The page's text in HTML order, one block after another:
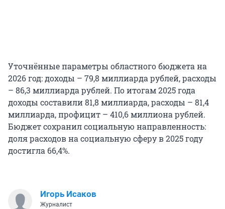
Уточнённые параметры областного бюджета на
2026 год: доходы – 79,8 миллиарда рублей, расходы
– 86,3 миллиарда рублей. По итогам 2025 года
доходы составили 81,8 миллиарда, расходы – 81,4
миллиарда, профицит – 410,6 миллиона рублей.
Бюджет сохранил социальную направленность:
доля расходов на социальную сферу в 2025 году
достигла 66,4%.
Игорь Исаков
Журналист